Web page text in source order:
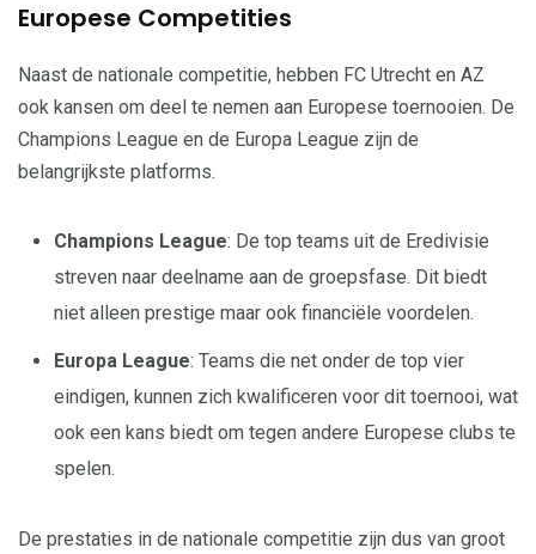
Europese Competities
Naast de nationale competitie, hebben FC Utrecht en AZ
ook kansen om deel te nemen aan Europese toernooien. De
Champions League en de Europa League zijn de
belangrijkste platforms.
Champions League: De top teams uit de Eredivisie
streven naar deelname aan de groepsfase. Dit biedt
niet alleen prestige maar ook financiële voordelen.
Europa League: Teams die net onder de top vier
eindigen, kunnen zich kwalificeren voor dit toernooi, wat
ook een kans biedt om tegen andere Europese clubs te
spelen.
De prestaties in de nationale competitie zijn dus van groot